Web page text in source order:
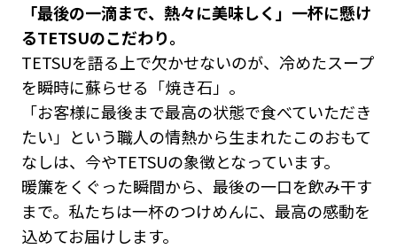
「最後の一滴まで、熱々に美味しく」一杯に懸け
るTETSUのこだわり。
TETSUを語る上で欠かせないのが、冷めたスープ
を瞬時に蘇らせる「焼き石」。
「お客様に最後まで最高の状態で食べていただき
たい」という職人の情熱から生まれたこのおもて
なしは、今やTETSUの象徴となっています。
暖簾をくぐった瞬間から、最後の一口を飲み干す
まで。私たちは一杯のつけめんに、最高の感動を
込めてお届けします。